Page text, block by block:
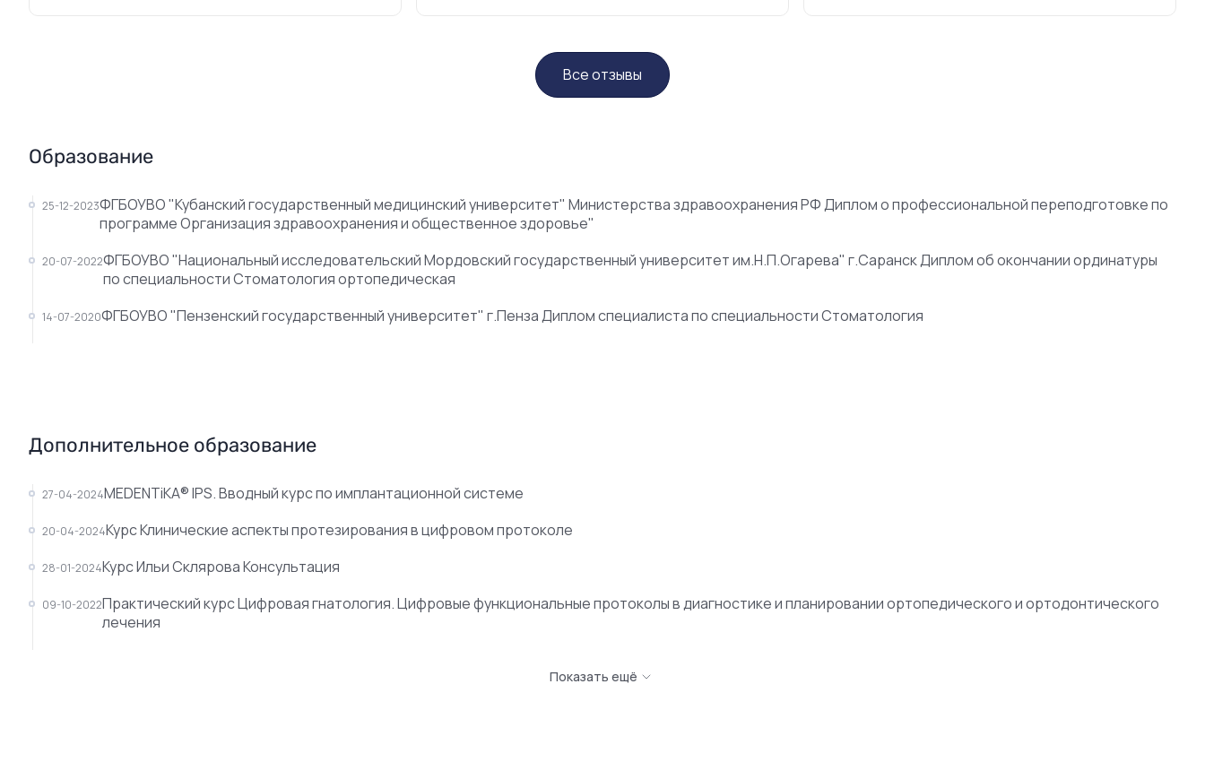
Все отзывы
Образование
25-12-2023ФГБОУВО "Кубанский государственный медицинский университет" Министерства здравоохранения РФ Диплом о профессиональной переподготовке по
программе Организация здравоохранения и общественное здоровье"
20-07-2022ФГБОУВО "Национальный исследовательский Мордовский государственный университет им.Н.П.Огарева" г.Саранск Диплом об окончании ординатуры
по специальности Стоматология ортопедическая
14-07-2020ФГБОУВО "Пензенский государственный университет" г.Пенза Диплом специалиста по специальности Стоматология
Дополнительное образование
27-04-2024MEDENTiKA® IPS. Вводный курс по имплантационной системе
20-04-2024Курс Клинические аспекты протезирования в цифровом протоколе
28-01-2024Курс Ильи Склярова Консультация
09-10-2022Практический курс Цифровая гнатология. Цифровые функциональные протоколы в диагностике и планировании ортопедического и ортодонтического
лечения
Показать ещё